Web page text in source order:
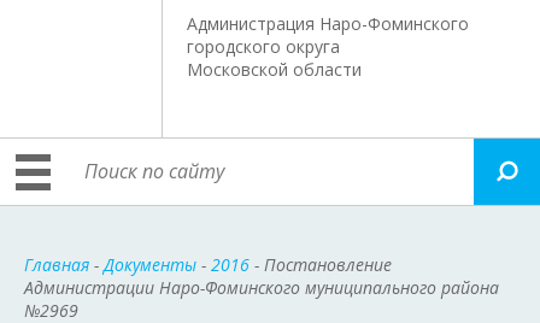
Администрация Наро-Фоминского
городского округа
Московской области
Главная -Документы - 2016 - Постановление
Администрации Наро-Фоминского муниципального района
№2969